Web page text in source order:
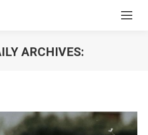
ARCHIVES: